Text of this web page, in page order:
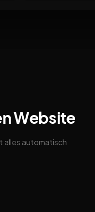
Website
alles automatisch